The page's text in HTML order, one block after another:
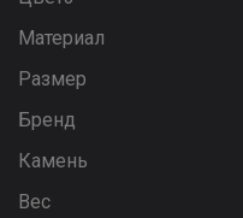
Материал
Размер
Бренд
Камень
Вес